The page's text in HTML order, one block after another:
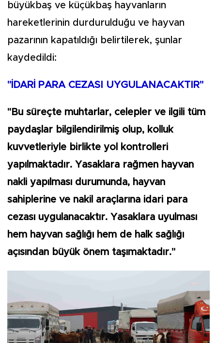
büyükbaş ve küçükbaş hayvanların
hareketlerinin durdurulduğu ve hayvan
pazarının kapatıldığı belirtilerek, şunlar
kaydedildi:
"İDARİ PARA CEZASI UYGULANACAKTIR"
"Bu süreçte muhtarlar, celepler ve ilgili tüm
paydaşlar bilgilendirilmiş olup, kolluk
kuvvetleriyle birlikte yol kontrolleri
yapılmaktadır. Yasaklara rağmen hayvan
nakli yapılması durumunda, hayvan
sahiplerine ve nakil araçlarına idari para
cezası uygulanacaktır. Yasaklara uyulması
hem hayvan sağlığı hem de halk sağlığı
açısından büyük önem taşımaktadır."